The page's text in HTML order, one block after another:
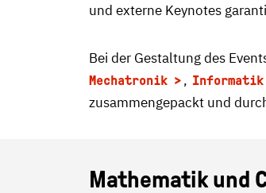
und externe Keynotes
Bei der Gestaltung des
Mechatronik
,
zusammengepackt und
Mathematik und